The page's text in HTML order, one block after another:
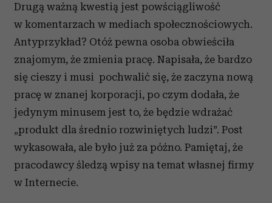
Drugą ważną kwestią jest powściągliwość
w komentarzach w mediach społecznościowych.
Antyprzykład? Otóż pewna osoba obwieściła
znajomym, że zmienia pracę. Napisała, że bardzo
się cieszy i musi pochwalić się, że zaczyna nową
pracę w znanej korporacji, po czym dodała, że
jedynym minusem jest to, że będzie wdrażać
„produkt dla średnio rozwiniętych ludzi”. Post
wykasowała, ale było już za późno. Pamiętaj, że
pracodawcy śledzą wpisy na temat własnej firmy
w Internecie.